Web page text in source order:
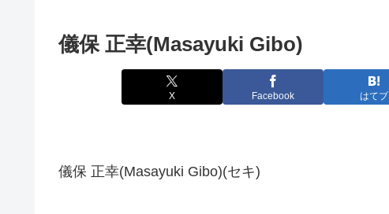
儀保 正幸(Masayuki Gibo)
X Facebook はてブ
儀保 正幸(Masayuki Gibo)(セキ)